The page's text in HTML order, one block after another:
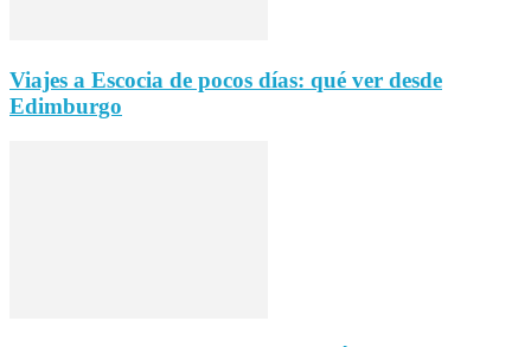
Viajes a Escocia de pocos días: qué ver desde
Edimburgo